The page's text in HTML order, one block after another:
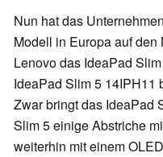
Nun hat das
Modell in Europa auf den
Lenovo das IdeaPad
IdeaPad Slim 5 14IPH11
Zwar bringt das IdeaPad
Slim 5 einige Abstriche
weiterhin mit einem